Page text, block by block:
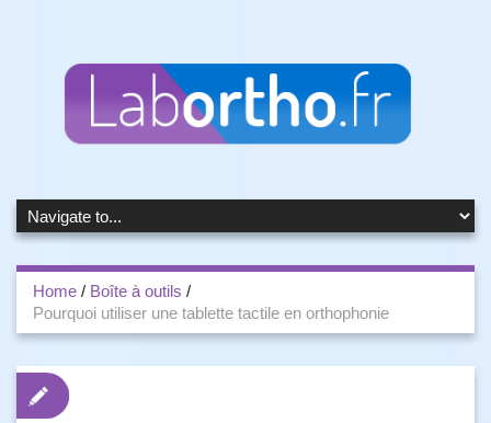
Home / Boîte à outils /
Pourquoi utiliser une tablette tactile en orthophonie